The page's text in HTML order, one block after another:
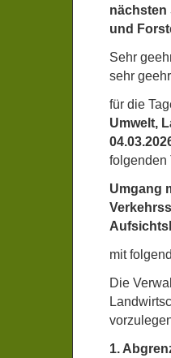
nächsten
und
Sehr
sehr
für die
Umwelt,
folgenden
Umgang
mit
Die
1.